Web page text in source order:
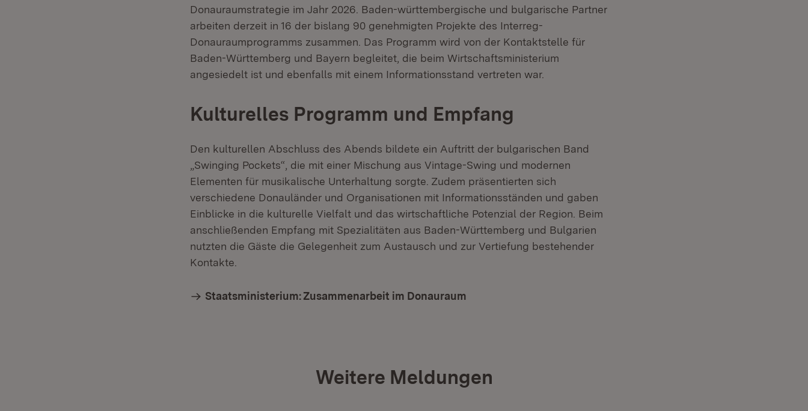
Donauraumstrategie im Jahr 2026. Baden-württembergische und bulgarische Partner
arbeiten derzeit in 16 der bislang 90 genehmigten Projekte des Interreg-
Donauraumprogramms zusammen. Das Programm wird von der Kontaktstelle für
Baden-Württemberg und Bayern begleitet, die beim Wirtschaftsministerium
angesiedelt ist und ebenfalls mit einem Informationsstand vertreten war.
Kulturelles Programm und Empfang
Den kulturellen Abschluss des Abends bildete ein Auftritt der bulgarischen Band
„Swinging Pockets“, die mit einer Mischung aus Vintage-Swing und modernen
Elementen für musikalische Unterhaltung sorgte. Zudem präsentierten sich
verschiedene Donauländer und Organisationen mit Informationsständen und gaben
Einblicke in die kulturelle Vielfalt und das wirtschaftliche Potenzial der Region. Beim
anschließenden Empfang mit Spezialitäten aus Baden-Württemberg und Bulgarien
nutzten die Gäste die Gelegenheit zum Austausch und zur Vertiefung bestehender
Kontakte.
Staatsministerium: Zusammenarbeit im Donauraum
Weitere Meldungen